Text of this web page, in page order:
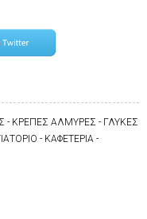
- ΚΡΕΠΕΣ ΑΛΜΥΡΕΣ - ΓΛΥΚΕΣ
- ΚΑΦΕΤΕΡΙΑ -